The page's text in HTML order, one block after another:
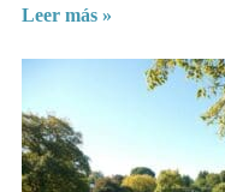
Leer más »